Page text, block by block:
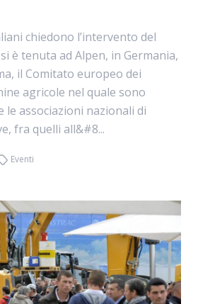
chiedono l’intervento del
è tenuta ad Alpen, in Germania,
il Comitato europeo dei
agricole nel quale sono
associazioni nazionali di
fra quelli all&#8...
Eventi